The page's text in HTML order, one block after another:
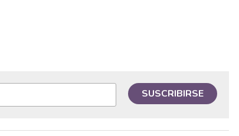
SUSCRIBIRSE